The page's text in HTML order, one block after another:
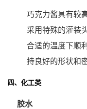
巧克力酱具有较
采用特殊的灌装
合适的温度下顺
持良好的形状和
四、化工类
胶水